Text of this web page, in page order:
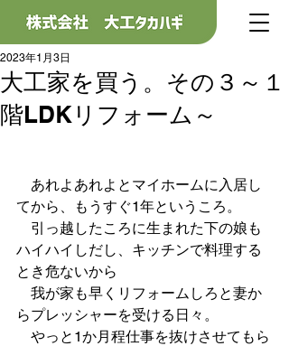
大工家を買う。その３～１
階LDKリフォーム～
2023年1月3日
あれよあれよとマイホームに入居し
てから、もうすぐ1年というころ。
引っ越したころに生まれた下の娘も
ハイハイしだし、キッチンで料理する
とき危ないから
我が家も早くリフォームしろと妻か
らプレッシャーを受ける日々。
やっと1か月程仕事を抜けさせてもら